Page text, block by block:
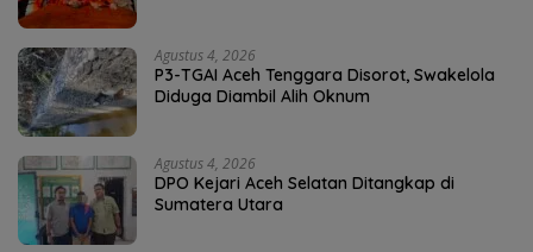
Agustus 4, 2026
P3-TGAI Aceh Tenggara Disorot, Swakelola
Diduga Diambil Alih Oknum
Agustus 4, 2026
DPO Kejari Aceh Selatan Ditangkap di
Sumatera Utara